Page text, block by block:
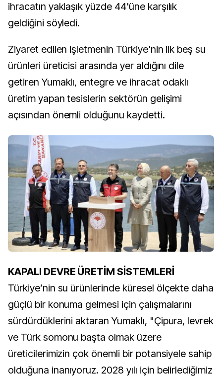
ihracatın yaklaşık yüzde 44'üne karşılık
geldiğini söyledi.
Ziyaret edilen işletmenin Türkiye'nin ilk beş su
ürünleri üreticisi arasında yer aldığını dile
getiren Yumaklı, entegre ve ihracat odaklı
üretim yapan tesislerin sektörün gelişimi
açısından önemli olduğunu kaydetti.
KAPALI DEVRE ÜRETİM SİSTEMLERİ
Türkiye’nin su ürünlerinde küresel ölçekte daha
güçlü bir konuma gelmesi için çalışmalarını
sürdürdüklerini aktaran Yumaklı, "Çipura, levrek
ve Türk somonu başta olmak üzere
üreticilerimizin çok önemli bir potansiyele sahip
olduğuna inanıyoruz. 2028 yılı için belirlediğimiz